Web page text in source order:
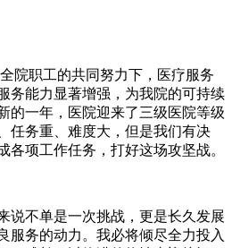
院职工的共同努力下，医疗服务
务能力显著增强，为我院的可持续
的一年，医院迎来了三级医院等级
任务重、难度大，但是我们有决
各项工作任务，打好这场攻坚战。
说不单是一次挑战，更是长久发展
服务的动力。我必将倾尽全力投入